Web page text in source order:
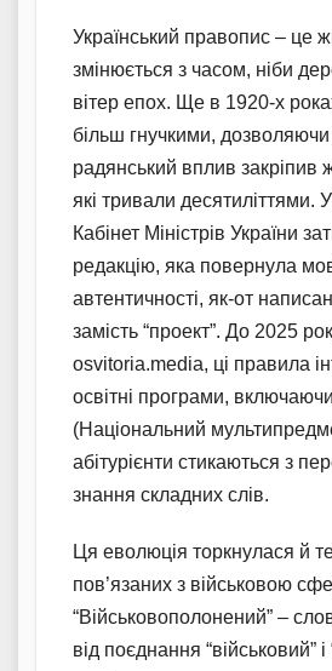
Український правопис – це
змінюється з часом, ніби
вітер епох. Ще в 1920-х
більш гнучкими,
радянський вплив закріпив
які тривали десятиліттями.
Кабінет Міністрів України
редакцію, яка повернула
автентичності, як-от
замість “проект”. До 2025
osvitoria.media, ці правила
освітні програми,
(Національний
абітурієнти стикаються з
знання складних слів.
Ця еволюція торкнулася й
пов’язаних з військовою
“Військовополонений” –
від поєднання “військовий”